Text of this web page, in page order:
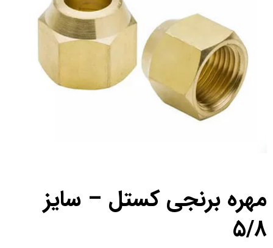
مهره برنجی کستل – سایز
5/8